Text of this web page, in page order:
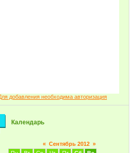
добавления необходима авторизация
Календарь
« Сентябрь 2012 »